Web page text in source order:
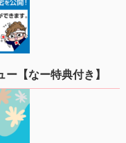
【なー特典付き】